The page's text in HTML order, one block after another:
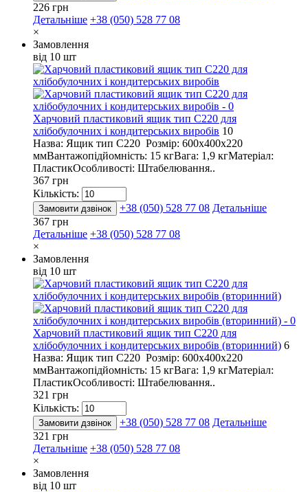
226 грн
Детальніше +38 (050) 528 77 08
×
Замовлення
від 10 шт
Харчовий пластиковий ящик тип С220 для
хлібобулочних і кондитерських виробів 10
Назва: Ящик тип С220 Розмір: 600х400х220
ммВантажопідйомність: 15 кгВага: 1,9 кгМатеріал:
ПластикОсобливості: Штабелювання..
367 грн
Кількість:
Замовити дзвінок +38 (050) 528 77 08 Детальніше
367 грн
Детальніше +38 (050) 528 77 08
×
Замовлення
від 10 шт
Харчовий пластиковий ящик тип С220 для
хлібобулочних і кондитерських виробів (вторинний) 6
Назва: Ящик тип С220 Розмір: 600х400х220
ммВантажопідйомність: 15 кгВага: 1,9 кгМатеріал:
ПластикОсобливості: Штабелювання..
321 грн
Кількість:
Замовити дзвінок +38 (050) 528 77 08 Детальніше
321 грн
Детальніше +38 (050) 528 77 08
×
Замовлення
від 10 шт